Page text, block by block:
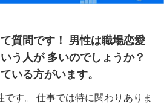
質問です！ 男性は職場恋愛
う人が 多いのでしょうか？
いる方がいます。
です。 仕事では特に関わりありま